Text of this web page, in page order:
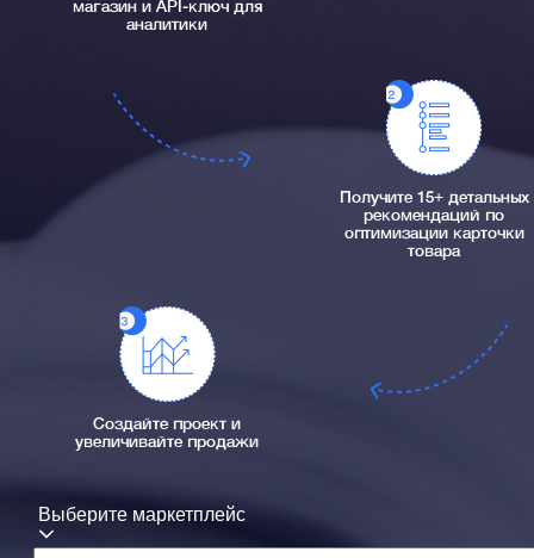
магазин и API-ключ для
аналитики
Получите 15+ детальных
рекомендаций по
оптимизации карточки
товара
Создайте проект и
увеличивайте продажи
Выберите маркетплейс